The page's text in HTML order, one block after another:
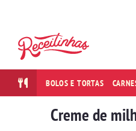
BOLOS E TORTAS
Creme de